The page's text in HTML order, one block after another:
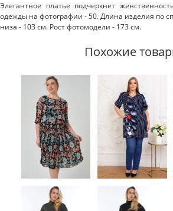
Элегантное платье подчеркнет
одежды на фотографии - 50. Длина изделия по
низа - 103 см. Рост фотомодели - 173 см.
Похожие